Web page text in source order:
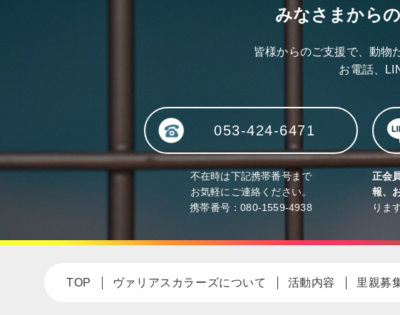
みなさまから
皆様からのご支援で、動物
お電話、
053-424-6471
不在時は下記携帯番号まで
お気軽にご連絡ください。
携帯番号：080-1559-4938
正会
報、
りま
TOP ヴァリアスカラーズについて 活動内容 里親募